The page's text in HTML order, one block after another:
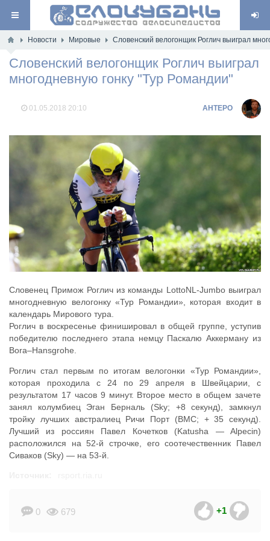
Новости Мировые Словенский велогонщик Роглич выиграл
Словенский велогонщик Роглич выиграл
многодневную гонку "Тур Романдии"
01.05.2018 20:10 AHTEPO
Словенец Примож Роглич из команды LottoNL-Jumbo выиграл
многодневную велогонку «Тур Романдии», которая входит в
календарь Мирового тура.
Роглич в воскресенье финишировал в общей группе, уступив
победителю последнего этапа немцу Паскалю Аккерману из
Bora–Hansgrohe.
Роглич стал первым по итогам велогонки «Тур Романдии»,
которая проходила с 24 по 29 апреля в Швейцарии, с
результатом 17 часов 9 минут. Второе место в общем зачете
занял колумбиец Эган Берналь (Sky; +8 секунд), замкнул
тройку лучших австралиец Ричи Порт (BMC; + 35 секунд).
Лучший из россиян Павел Кочетков (Katusha — Alpecin)
расположился на 52-й строчке, его соотечественник Павел
Сиваков (Sky) — на 53-й.
0 679 +1